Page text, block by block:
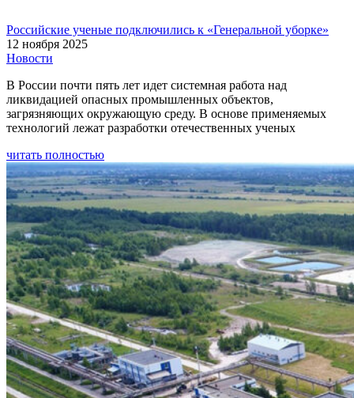
Российские ученые подключились к «Генеральной уборке»
12 ноября 2025
Новости
В России почти пять лет идет системная работа над
ликвидацией опасных промышленных объектов,
загрязняющих окружающую среду. В основе применяемых
технологий лежат разработки отечественных ученых
читать полностью